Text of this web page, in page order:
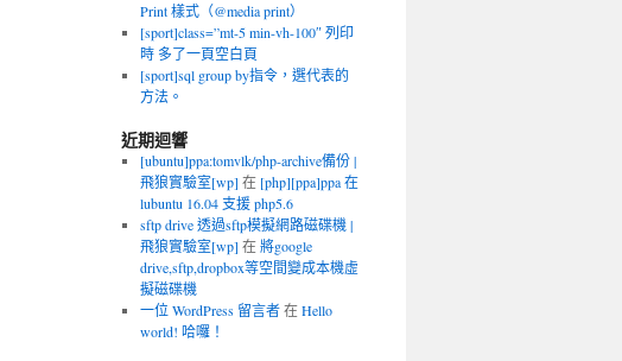
Print 樣式（@media print）
[sport]class=”mt-5 min-vh-100″ 列印
時 多了一頁空白頁
[sport]sql group by指令，選代表的
方法。
近期迴響
[ubuntu]ppa:tomvlk/php-archive備份 |
飛狼實驗室[wp] 在 [php][ppa]ppa 在
lubuntu 16.04 支援 php5.6
sftp drive 透過sftp模擬網路磁碟機 |
飛狼實驗室[wp] 在將google
drive,sftp,dropbox等空間變成本機虛
擬磁碟機
一位 WordPress 留言者在Hello
world! 哈囉！